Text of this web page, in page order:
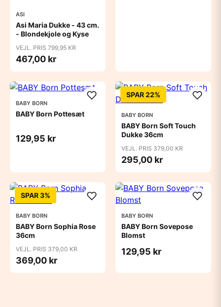
ASI
Asi Maria Dukke - 43 cm.
- Blondekjole og Kyse
VEJL. PRIS 799,95 KR
467,00 kr
BABY BORN
BABY Born Pottesæt
129,95 kr
SPAR 22%
BABY BORN
BABY Born Soft Touch
Dukke 36cm
VEJL. PRIS 379,00 KR
295,00 kr
SPAR 3%
BABY BORN
BABY Born Sophia Rose
36cm
VEJL. PRIS 379,00 KR
369,00 kr
BABY BORN
BABY Born Sovepose
Blomst
129,95 kr